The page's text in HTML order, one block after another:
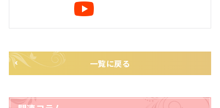
一覧に戻る